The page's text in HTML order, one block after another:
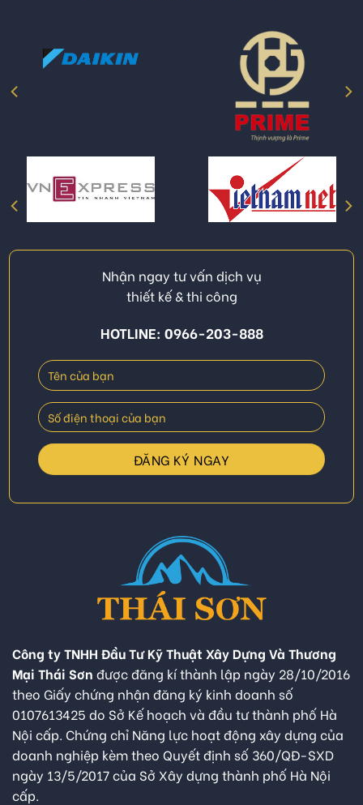
Nhận ngay tư vấn dịch vụ
thiết kế & thi công
HOTLINE: 0966-203-888
Công ty TNHH Đầu Tư Kỹ Thuật Xây Dựng Và Thương
Mại Thái Sơn được đăng kí thành lập ngày 28/10/2016
theo Giấy chứng nhận đăng ký kinh doanh số
0107613425 do Sở Kế hoạch và đầu tư thành phố Hà
Nội cấp. Chứng chỉ Năng lực hoạt động xây dựng của
doanh nghiệp kèm theo Quyết định số 360/QĐ-SXD
ngày 13/5/2017 của Sở Xây dựng thành phố Hà Nội
cấp.